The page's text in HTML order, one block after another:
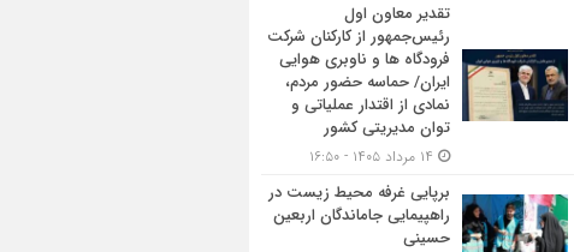
تقدیر معاون اول
رئیس‌جمهور از کارکنان شرکت
فرودگاه ها و ناوبری هوایی
ایران/ حماسه حضور مردم،
نمادی از اقتدار عملیاتی و
توان مدیریتی کشور
برپایی غرفه محیط زیست در
راهپیمایی جاماندگان اربعین
حسینی